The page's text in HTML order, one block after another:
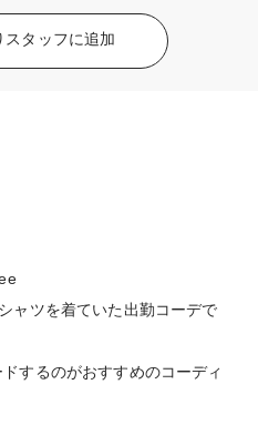
スタッフに追加
ャツを着ていた出勤コーデで
するのがおすすめのコーディ